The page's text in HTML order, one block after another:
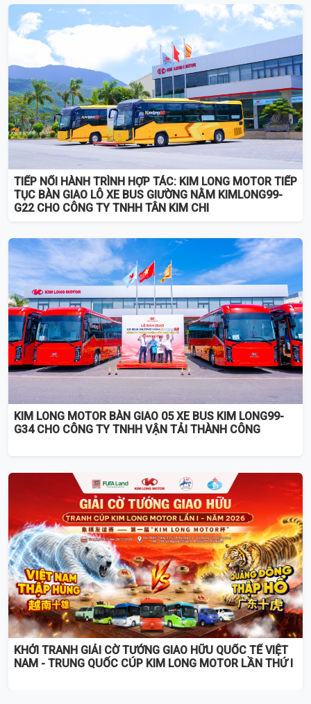
TIẾP NỐI HÀNH TRÌNH HỢP TÁC: KIM LONG MOTOR TIẾP
TỤC BÀN GIAO LÔ XE BUS GIƯỜNG NẰM KIMLONG99-
G22 CHO CÔNG TY TNHH TÂN KIM CHI
KIM LONG MOTOR BÀN GIAO 05 XE BUS KIM LONG99-
G34 CHO CÔNG TY TNHH VẬN TẢI THÀNH CÔNG
KHỞI TRANH GIẢI CỜ TƯỚNG GIAO HỮU QUỐC TẾ VIỆT
NAM - TRUNG QUỐC CÚP KIM LONG MOTOR LẦN THỨ I